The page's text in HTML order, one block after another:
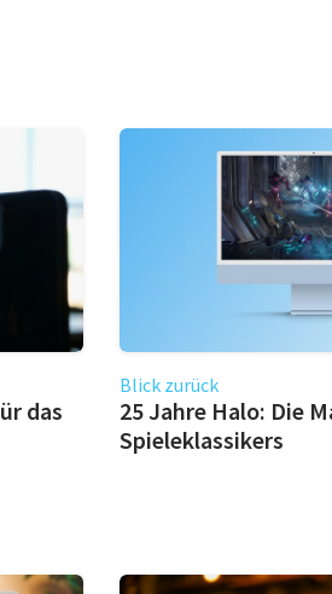
das
Blick zurück
25 Jahre Halo: Die
Spieleklassikers